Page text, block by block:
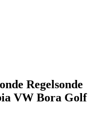
Regelsonde
VW Bora Golf